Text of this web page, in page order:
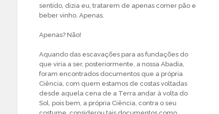
sentido, dizia eu, tratarem de apenas comer pão e
beber vinho. Apenas.
Apenas? Não!
Aquando das escavações para as fundações do
que viria a ser, posteriormente, a nossa Abadia,
foram encontrados documentos que a própria
Ciência, com quem estamos de costas voltadas
desde aquela cena de a Terra andar à volta do
Sol, pois bem, a própria Ciência, contra o seu